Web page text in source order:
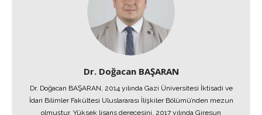
Dr. Doğacan BAŞARAN
Dr. Doğacan BAŞARAN, 2014 yılında Gazi Üniversitesi İktisadi ve
İdari Bilimler Fakültesi Uluslararası İlişkiler Bölümü’nden mezun
olmuştur. Yüksek lisans derecesini, 2017 yılında Giresun